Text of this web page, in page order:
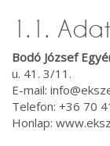
1.1.
Bodó József
u. 41. 3/11.
E-mail:
Telefon: +36 70
Honlap: